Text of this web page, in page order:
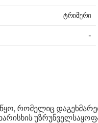
ტრიმერი
-
რომელიც